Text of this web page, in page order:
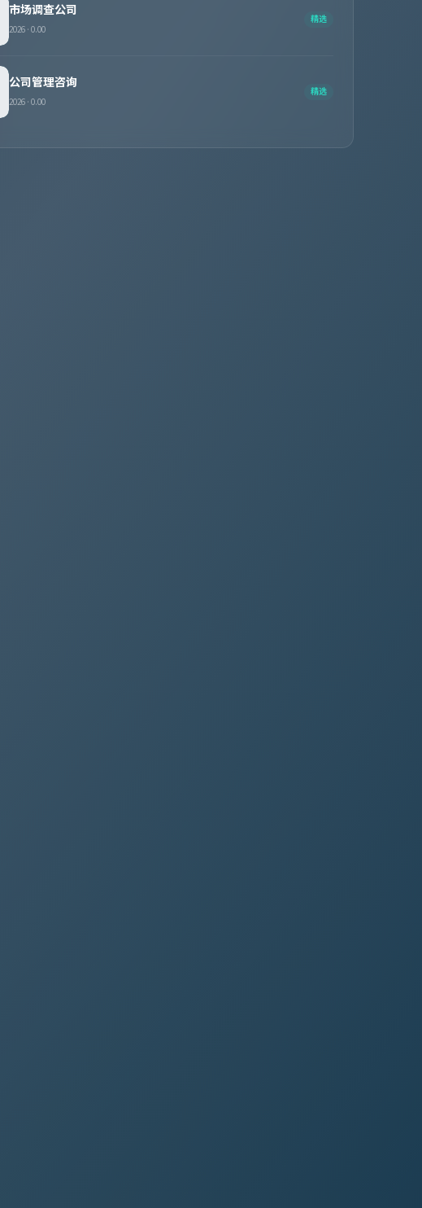
市场调查公司
2026 · 0.00
精选
公司管理咨询
2026 · 0.00
精选